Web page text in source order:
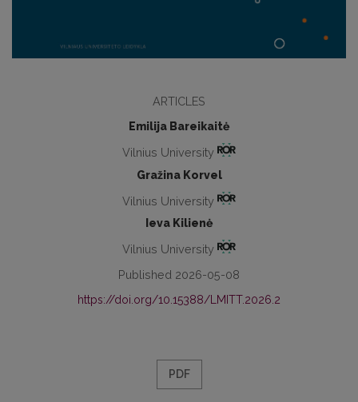
ARTICLES
Emilija Bareikaitė
Vilnius University
Gražina Korvel
Vilnius University
Ieva Kilienė
Vilnius University
Published 2026-05-08
https://doi.org/10.15388/LMITT.2026.2
PDF